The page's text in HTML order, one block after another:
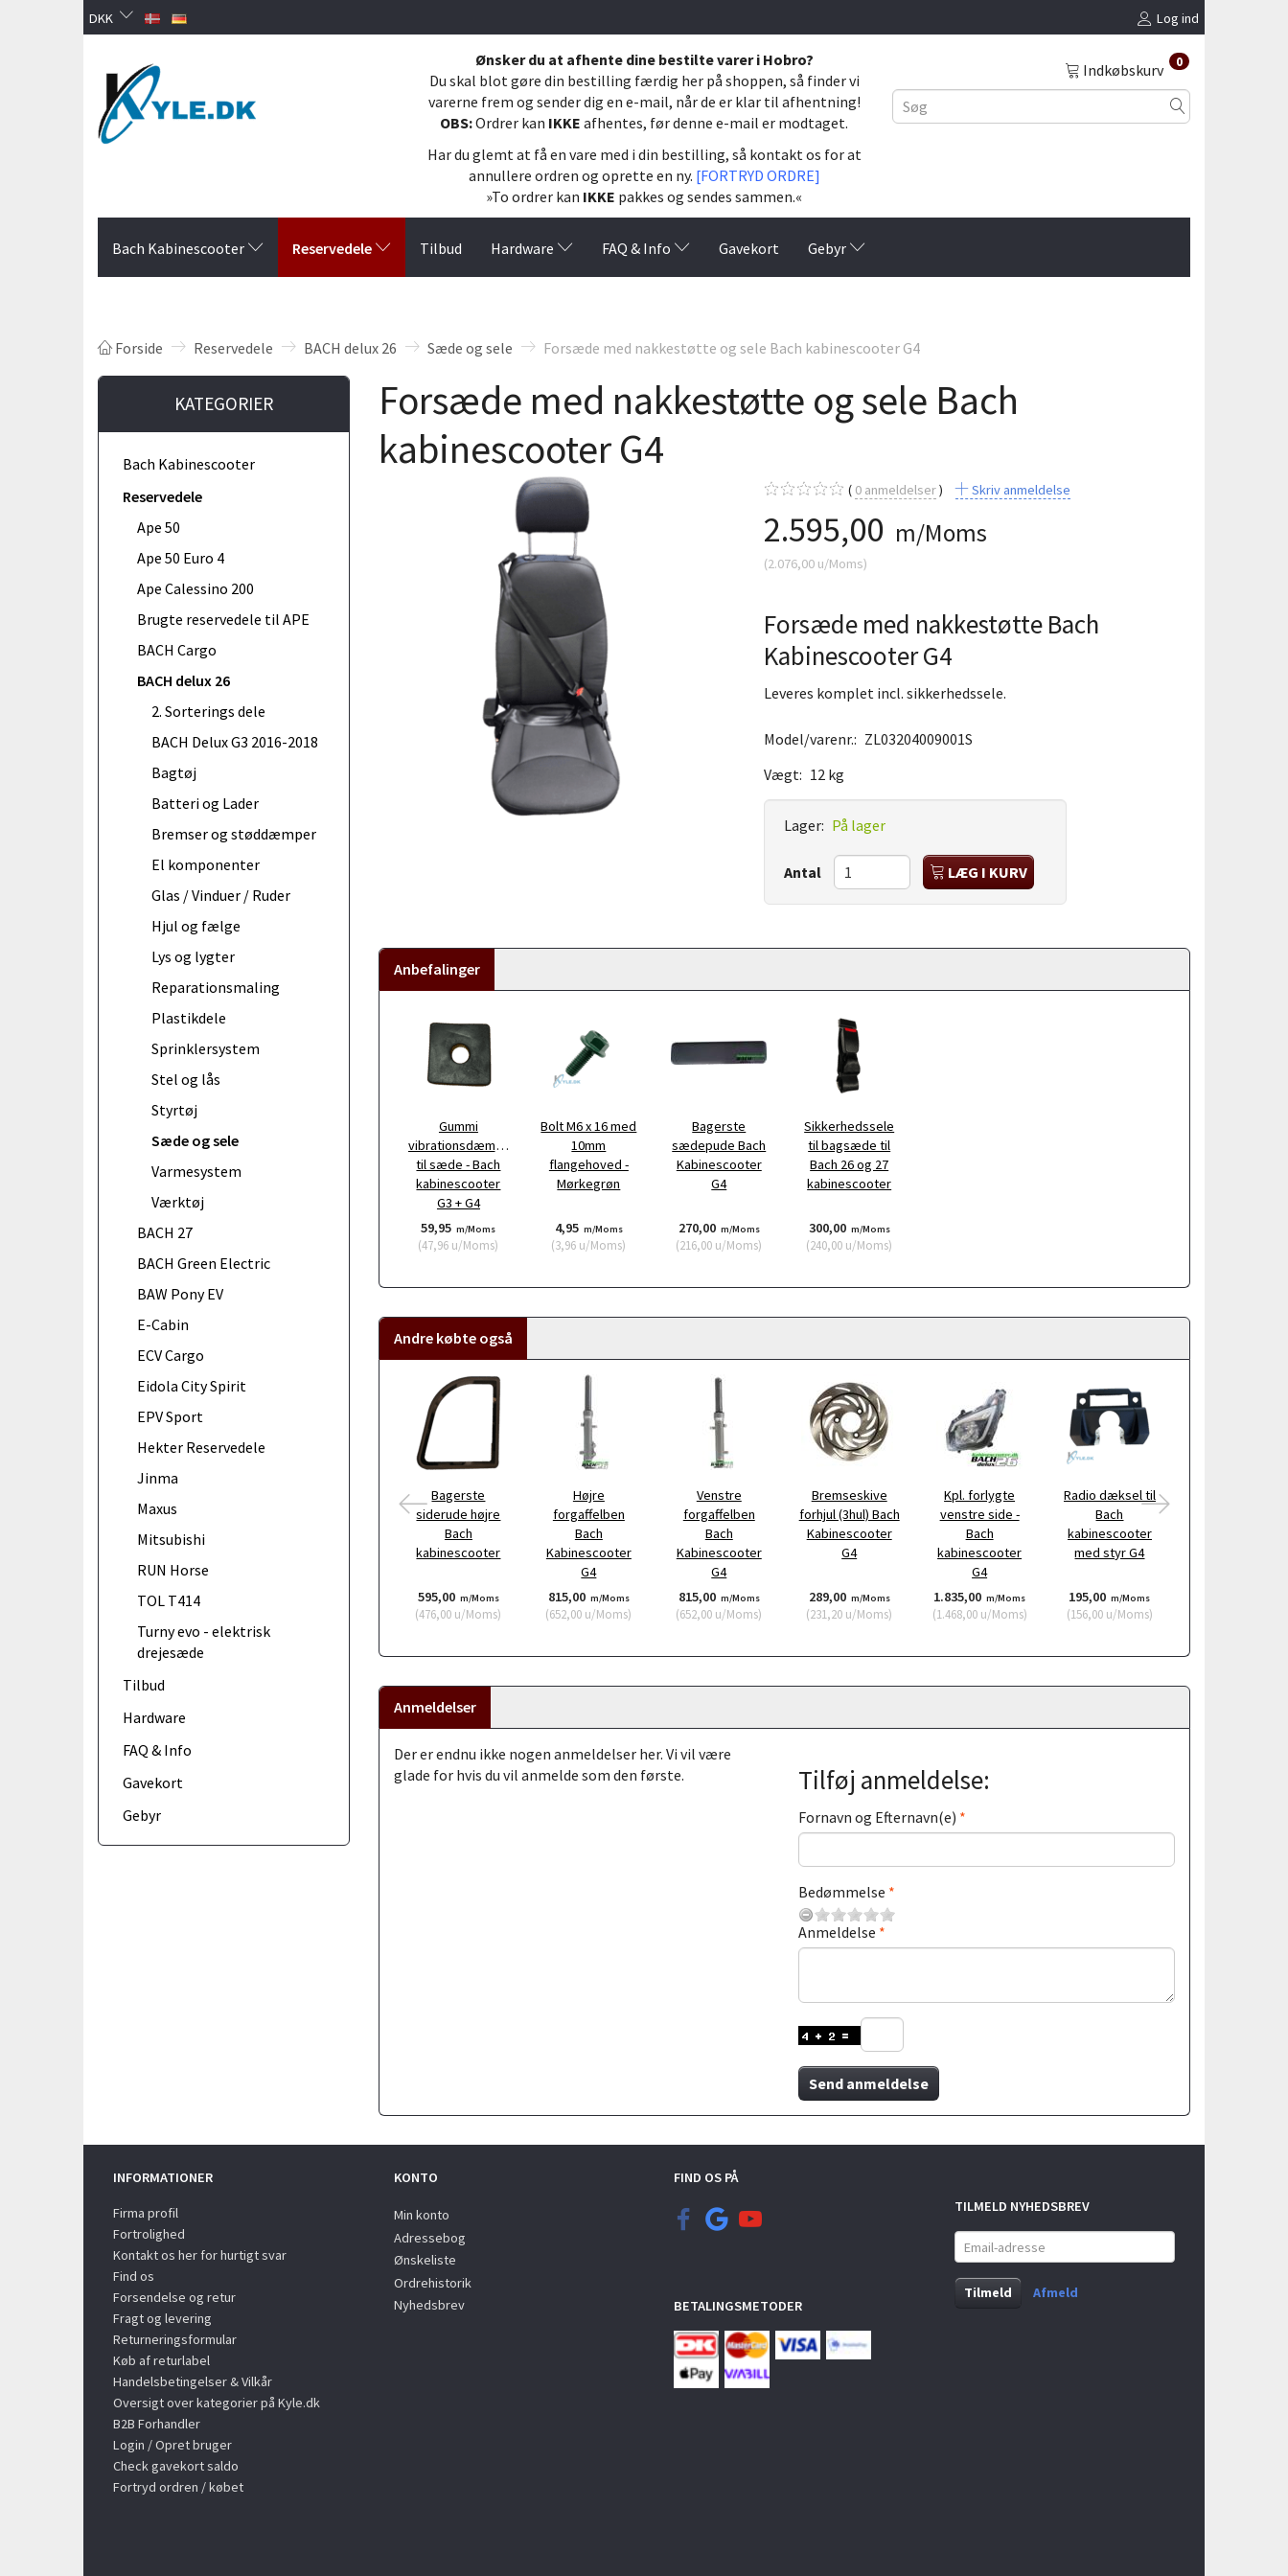
DKK Log ind
Ønsker du at afhente dine bestilte varer i Hobro?
Du skal blot gøre din bestilling færdig her på shoppen, så finder vi
varerne frem og sender dig en e-mail, når de er klar til afhentning!
OBS:Ordrer kan IKKE afhentes, før denne e-mail er modtaget.
Har du glemt at få en vare med i din bestilling, så kontakt os for at
annullere ordren og oprette en ny. [FORTRYD ORDRE]
»To ordrer kan IKKE pakkes og sendes sammen.«
Indkøbskurv 0
Bach Kabinescooter Reservedele Tilbud Hardware FAQ & Info Gavekort Gebyr
Forside Reservedele BACH delux 26 Sæde og sele Forsæde med nakkestøtte og sele Bach kabinescooter G4
KATEGORIER
Bach Kabinescooter
Reservedele
Ape 50
Ape 50 Euro 4
Ape Calessino 200
Brugte reservedele til APE
BACH Cargo
BACH delux 26
2. Sorterings dele
BACH Delux G3 2016-2018
Bagtøj
Batteri og Lader
Bremser og støddæmper
El komponenter
Glas / Vinduer / Ruder
Hjul og fælge
Lys og lygter
Reparationsmaling
Plastikdele
Sprinklersystem
Stel og lås
Styrtøj
Sæde og sele
Varmesystem
Værktøj
BACH 27
BACH Green Electric
BAW Pony EV
E-Cabin
ECV Cargo
Eidola City Spirit
EPV Sport
Hekter Reservedele
Jinma
Maxus
Mitsubishi
RUN Horse
TOL T414
Turny evo - elektrisk
drejesæde
Tilbud
Hardware
FAQ & Info
Gavekort
Gebyr
Forsæde med nakkestøtte og sele Bach
kabinescooter G4
0anmeldelser Skriv anmeldelse
2.595,00 m/Moms
(2.076,00u/Moms)
Forsæde med nakkestøtte Bach
Kabinescooter G4
Leveres komplet incl. sikkerhedssele.
Model/varenr.: ZL03204009001S
Vægt: 12 kg
Lager: På lager
Antal LÆG I KURV
Anbefalinger
Gummi
vibrationsdæmper
til sæde - Bach
kabinescooter
G3 + G4
59,95 m/Moms
(47,96 u/Moms)
Bolt M6 x 16 med
10mm
flangehoved -
Mørkegrøn
4,95 m/Moms
(3,96 u/Moms)
Bagerste
sædepude Bach
Kabinescooter
G4
270,00 m/Moms
(216,00 u/Moms)
Sikkerhedssele
til bagsæde til
Bach 26 og 27
kabinescooter
300,00 m/Moms
(240,00 u/Moms)
Andre købte også
Bagerste
siderude højre
Bach
kabinescooter
595,00 m/Moms
(476,00 u/Moms)
Højre
forgaffelben
Bach
Kabinescooter
G4
815,00 m/Moms
(652,00 u/Moms)
Venstre
forgaffelben
Bach
Kabinescooter
G4
815,00 m/Moms
(652,00 u/Moms)
Bremseskive
forhjul (3hul) Bach
Kabinescooter
G4
289,00 m/Moms
(231,20 u/Moms)
Kpl. forlygte
venstre side -
Bach
kabinescooter
G4
1.835,00 m/Moms
(1.468,00u/Moms)
Radio dæksel til
Bach
kabinescooter
med styr G4
195,00 m/Moms
(156,00u/Moms)
Anmeldelser
Der er endnu ikke nogen anmeldelser her. Vi vil være
glade for hvis du vil anmelde som den første.
Tilføj anmeldelse:
Fornavn og Efternavn(e)
Bedømmelse
Anmeldelse
Send anmeldelse
INFORMATIONER
Firma profil
Fortrolighed
Kontakt os her for hurtigt svar
Find os
Forsendelse og retur
Fragt og levering
Returneringsformular
Køb af returlabel
Handelsbetingelser & Vilkår
Oversigt over kategorier på Kyle.dk
B2B Forhandler
Login / Opret bruger
Check gavekort saldo
Fortryd ordren / købet
KONTO
Min konto
Adressebog
Ønskeliste
Ordrehistorik
Nyhedsbrev
FIND OS PÅ
BETALINGSMETODER
TILMELD NYHEDSBREV
Email-
adresse
Tilmeld
Afmeld